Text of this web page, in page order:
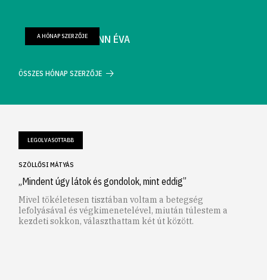
FARKAS WELLMANN ÉVA
A HÓNAP SZERZŐJE
ÖSSZES HÓNAP SZERZŐJE
LEGOLVASOTTABB
SZÖLLŐSI MÁTYÁS
„Mindent úgy látok és gondolok, mint eddig”
Mivel tökéletesen tisztában voltam a betegség
lefolyásával és végkimenetelével, miután túlestem a
kezdeti sokkon, választhattam két út között.